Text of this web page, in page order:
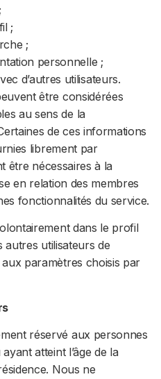
;
;
personnelle ;
d’autres utilisateurs.
être considérées
au sens de la
de ces informations
librement par
être nécessaires à la
en relation des membres
fonctionnalités du service.
dans le profil
autres utilisateurs de
paramètres choisis par
réservé aux personnes
atteint l’âge de la
Nous ne